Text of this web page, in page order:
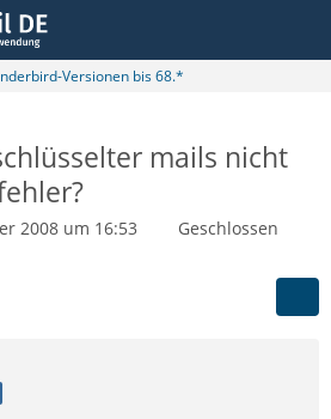
Versionen bis 68.*
mails nicht
2008 um 16:53
Geschlossen